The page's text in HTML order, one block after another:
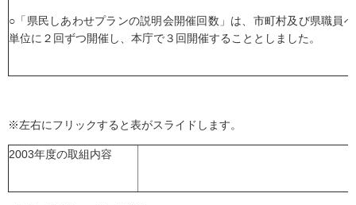
○「県民しあわせプランの説明会開催回数」は、市町村及び県職員
単位に２回ずつ開催し、本庁で３回開催することとしました。
※左右にフリックすると表がスライドします。
2003年度の取組内容